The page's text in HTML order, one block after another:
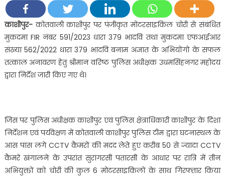
चोरों
पर
प्रहार
लगातार
जारी
की
गई
6
बरामद……
काशीपुर-कोतवाली काशीपुर पर पंजीकृत मोटरसाइकिल चोरी से संबंधित
मुकदमा FIR नंबर 591/2023 धारा 379 भादवि तथा मुकदमा एफआईआर
संख्या 562/2022 धारा 379 भादवि बनाम अज्ञात के अभियोंगो के सफल
तत्काल अनावरण हेतु श्रीमान वरिष्ठ पुलिस अधीक्षक उधमसिंहनगर महोदय
द्वारा निर्देश जारी किए गए थे।
जिस पर पुलिस अधीक्षक काशीपुर एवं पुलिस क्षेत्राधिकारी काशीपुर के दिशा
निर्देशन एवं पर्यवेक्षण में कोतवाली काशीपुर पुलिस टीम द्वारा घटनास्थल के
आस पास लगे CCTV कैमरों की मदद लेते हुए करीब 50 से ज्यादा CCTV
कैमरे खंगालने के उपरांत सुरागरसी पतारसी के आधार पर रात्रि में तीन
अभियुक्तों को चोरी की कुल 6 मोटरसाइकिलों के साथ गिरफ्तार किया